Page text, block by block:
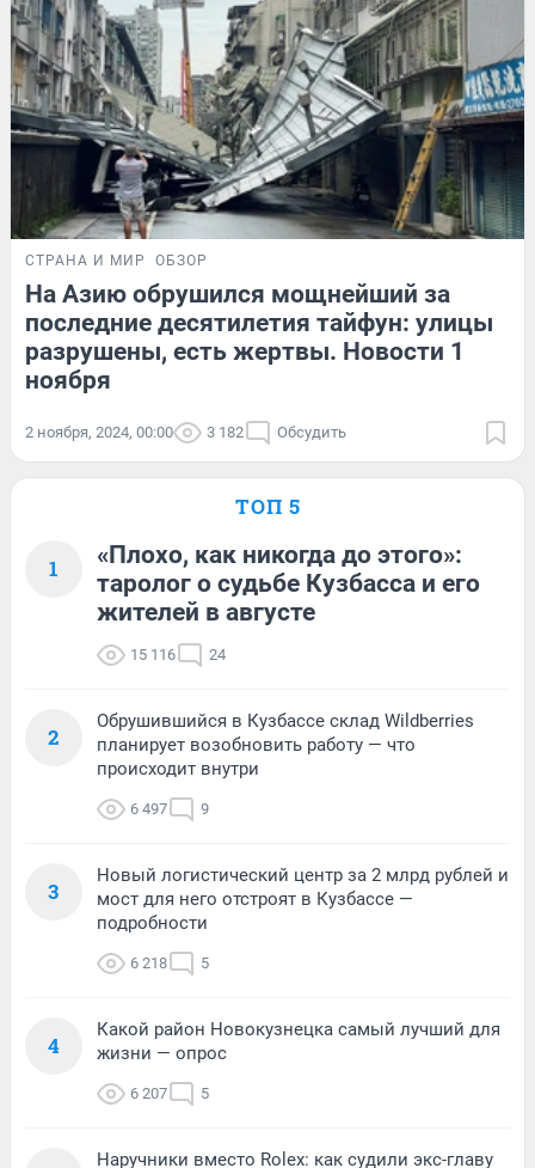
СТРАНА И МИР ОБЗОР
На Азию обрушился мощнейший за
последние десятилетия тайфун: улицы
разрушены, есть жертвы. Новости 1
ноября
2 ноября, 2024, 00:00 3 182 Обсудить
ТОП 5
1
«Плохо, как никогда до этого»:
таролог о судьбе Кузбасса и его
жителей в августе
15 116 24
2
Обрушившийся в Кузбассе склад Wildberries
планирует возобновить работу — что
происходит внутри
6 497 9
3
Новый логистический центр за 2 млрд рублей и
мост для него отстроят в Кузбассе —
подробности
6 218 5
4
Какой район Новокузнецка самый лучший для
жизни — опрос
6 207 5
Наручники вместо Rolex: как судили экс-главу